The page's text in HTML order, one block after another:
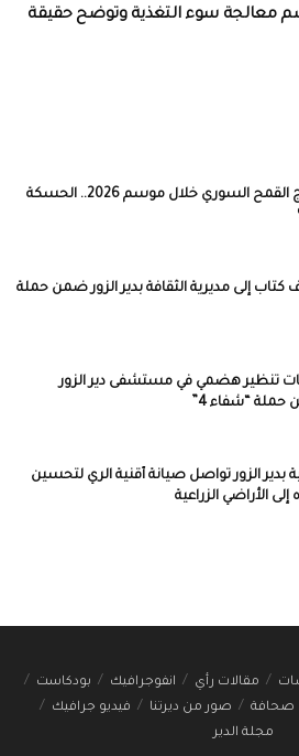
معالجة سوء التغذية وتوضح حقيقة
قفزة في إنتاج القمح السوري خلال موسم 2026.. الحسكة
4 آلاف كتاب إلى مديرية الثقافة بدير الزور ضمن حملة
7 عمليات تنظير هضمي في مستشفى دير الزور
“شفاء 4”
بدير الزور تواصل صيانة أقنية الري لتحسين
الأراضي الزراعية
مقالات رأي انفوجرافيك
بودكاست
صحافة صور من ديرتنا
فيديو جرافيك
مجلة الدير